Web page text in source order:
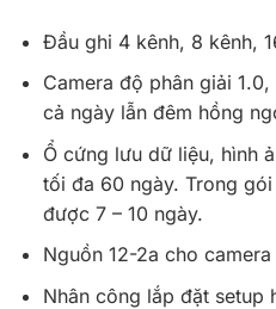
Đầu ghi 4 kênh, 8 kênh,
Camera độ phân giải
cả ngày lẫn đêm hồng
Ổ cứng lưu dữ liệu, hình
tối đa 60 ngày. Trong
được 7 – 10 ngày.
Nguồn 12-2a cho camera
Nhân công lắp đặt setup